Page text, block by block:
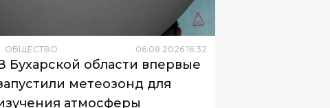
В Бухарской области впервые
запустили метеозонд для
атмосферы
возобновил аэрологические